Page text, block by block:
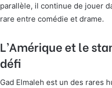
parallèle, il continue de jouer
rare entre comédie et drame.
L’Amérique et le
défi
Gad Elmaleh est un des rares